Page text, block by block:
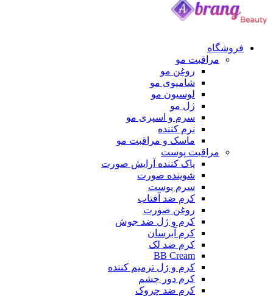
مراقبت مو
روغن مو
شامپوی مو
لوسیون مو
سرم و اسپری مو
نرم کننده
ماسک و مراقبت مو
مراقبت پوست
پاک کننده آرایش صورت
شوینده صورت
سرم پوست
کرم ضد آفتاب
روغن صورت
کرم و ژل ضد جوش
کرم آبرسان
کرم ضد لک
BB Cream
کرم و ژل ترمیم کننده
کرم دور چشم
کرم ضد چروک